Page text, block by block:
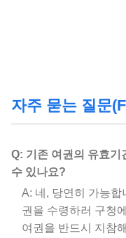
자주 묻는 질문
Q: 기존 여권의 유효기
수 있나요?
A: 네, 당연히 가능합
권을 수령하러 구청
여권을 반드시 지참